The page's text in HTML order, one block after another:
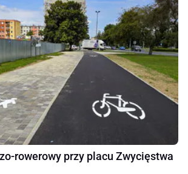
rowerowy przy placu Zwycięstwa